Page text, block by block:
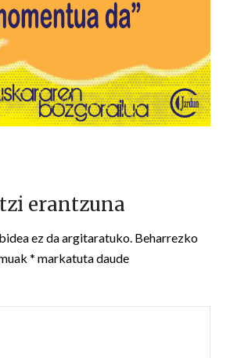
erantzuna
ez da argitaratuko. Beharrezko
* markatuta daude